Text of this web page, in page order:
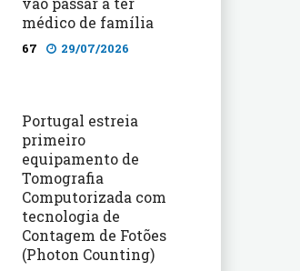
médico de família
67 29/07/2026
Portugal estreia
primeiro
equipamento de
Tomografia
Computorizada com
tecnologia de
Contagem de Fotões
(Photon Counting)